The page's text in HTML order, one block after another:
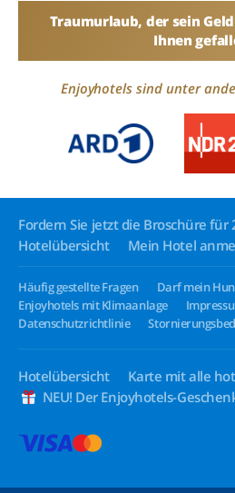
Traumurlaub, der sein
Ihnen
Enjoyhotels sind unter
Fordern Sie jetzt die Broschüre für
Hotelübersicht
Mein Hotel
Häufig gestellte Fragen
Darf mein
Enjoyhotels mit Klimaanlage
Datenschutzrichtlinie
Hotelübersicht Karte mit alle
NEU! Der Enjoyhotels-